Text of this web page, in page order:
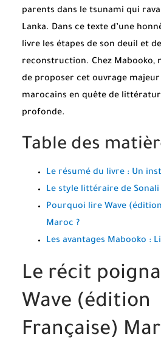
parents dans le tsunami qui
Lanka. Dans ce texte d’une
livre les étapes de son deuil et
reconstruction. Chez Mabooko,
de proposer cet ouvrage
marocains en quête de
profonde.
Table des
Le résumé du livre : Un
Le style littéraire de Sonali
Pourquoi lire Wave
Maroc ?
Les avantages Mabooko :
Le récit
Wave (édition
Française)